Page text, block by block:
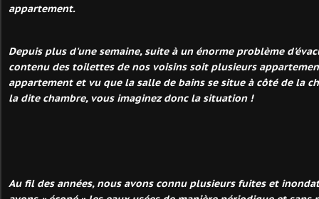
appartement.
Depuis plus d'une semaine, suite à un énorme problème
contenu des toilettes de nos voisins soit plusieurs
appartement et vu que la salle de bains se situe à côté de la
la dite chambre, vous imaginez donc la situation !
Au fil des années, nous avons connu plusieurs fuites et